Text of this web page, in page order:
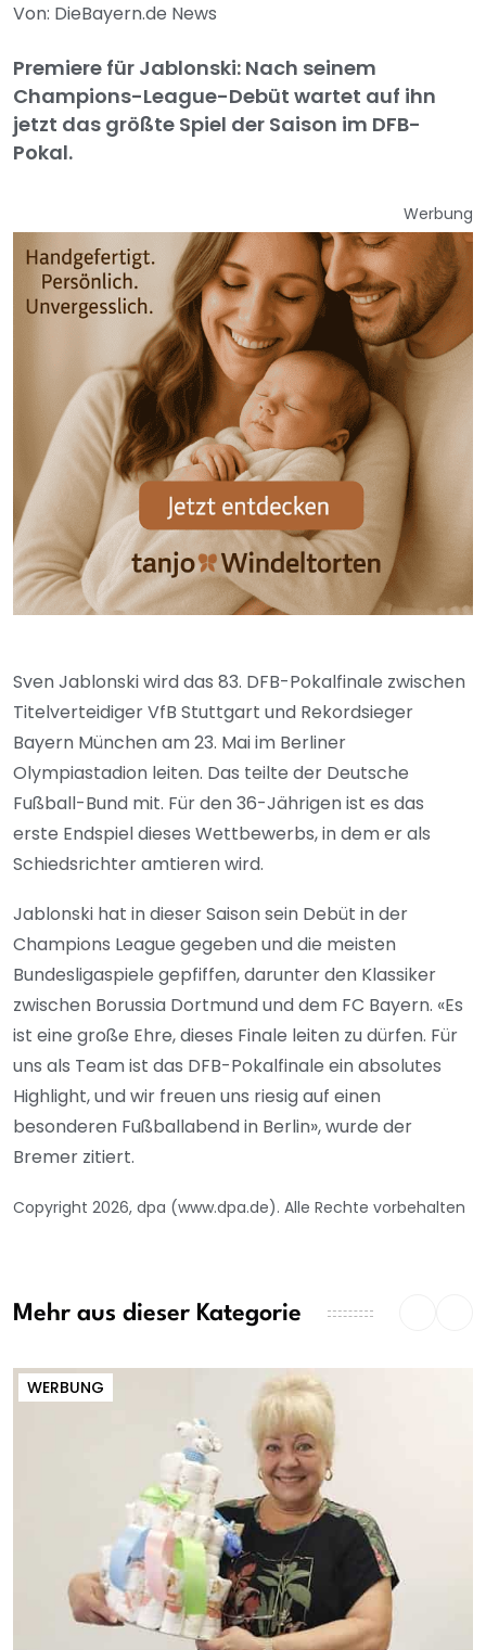
Von: DieBayern.de News
Premiere für Jablonski: Nach seinem
Champions-League-Debüt wartet auf ihn
jetzt das größte Spiel der Saison im DFB-
Pokal.
Werbung
Sven Jablonski wird das 83. DFB-Pokalfinale zwischen
Titelverteidiger VfB Stuttgart und Rekordsieger
Bayern München am 23. Mai im Berliner
Olympiastadion leiten. Das teilte der Deutsche
Fußball-Bund mit. Für den 36-Jährigen ist es das
erste Endspiel dieses Wettbewerbs, in dem er als
Schiedsrichter amtieren wird.
Jablonski hat in dieser Saison sein Debüt in der
Champions League gegeben und die meisten
Bundesligaspiele gepfiffen, darunter den Klassiker
zwischen Borussia Dortmund und dem FC Bayern. «Es
ist eine große Ehre, dieses Finale leiten zu dürfen. Für
uns als Team ist das DFB-Pokalfinale ein absolutes
Highlight, und wir freuen uns riesig auf einen
besonderen Fußballabend in Berlin», wurde der
Bremer zitiert.
Copyright 2026, dpa (www.dpa.de). Alle Rechte vorbehalten
Mehr aus dieser Kategorie
WERBUNG